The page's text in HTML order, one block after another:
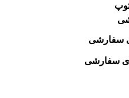
سفارشی
سفارشی